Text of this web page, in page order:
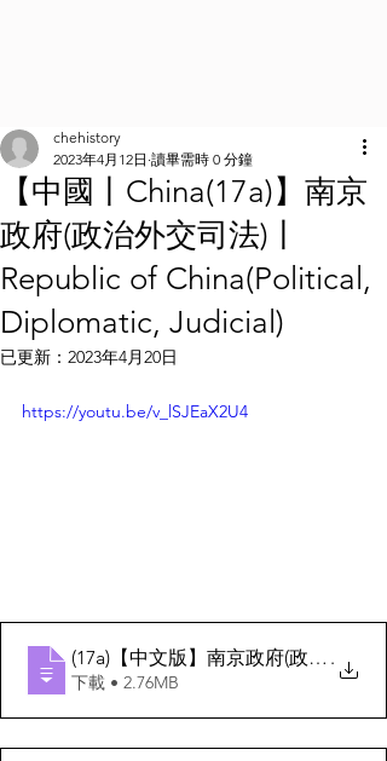
【中國丨China(17a)】南京
政府(政治外交司法)丨
Republic of China(Political,
Diplomatic, Judicial)
chehistory
2023年4月12日 讀畢需時 0 分鐘
已更新： 2023年4月20日
https://youtu.be/v_lSJEaX2U4
(17a)【中文版】南京政府(政治司法外
.
下載 • 2.76MB